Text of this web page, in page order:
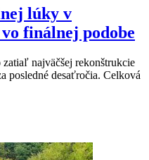
lúky v
finálnej podobe
zatiaľ najväčšej rekonštrukcie
posledné desaťročia. Celková